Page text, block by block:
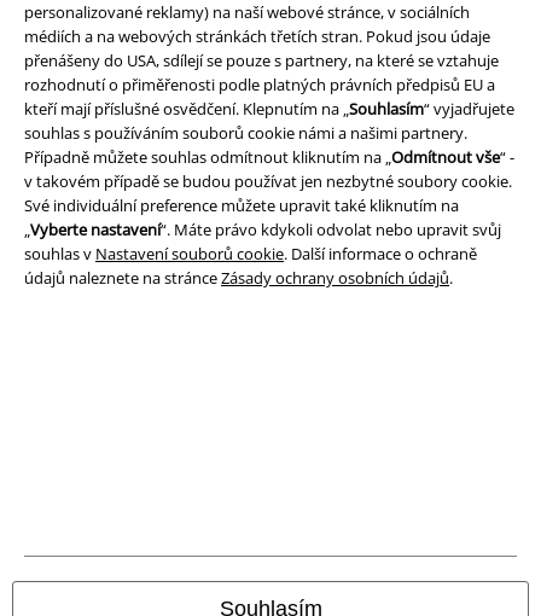
personalizované reklamy) na naší webové stránce, v sociálních
médiích a na webových stránkách třetích stran. Pokud jsou údaje
přenášeny do USA, sdílejí se pouze s partnery, na které se vztahuje
rozhodnutí o přiměřenosti podle platných právních předpisů EU a
kteří mají příslušné osvědčení. Klepnutím na „Souhlasím“ vyjadřujete
souhlas s používáním souborů cookie námi a našimi partnery.
Případně můžete souhlas odmítnout kliknutím na „Odmítnout vše“ -
v takovém případě se budou používat jen nezbytné soubory cookie.
Své individuální preference můžete upravit také kliknutím na
„Vyberte nastavení“. Máte právo kdykoli odvolat nebo upravit svůj
souhlas v Nastavení souborů cookie. Další informace o ochraně
údajů naleznete na stránceZásady ochrany osobních údajů.
Souhlasím
Právní informace
Podmínky
Prohlášení
Ochrana osobních údajů
Všechny ceny jsou včetně DPH, bezpoštovného a balného
© 1986-2026 EMP Merchandising